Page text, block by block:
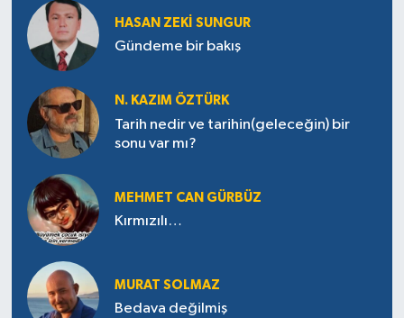
HASAN ZEKI SUNGUR
Gündeme bir bakış
N. KAZIM ÖZTÜRK
Tarih nedir ve tarihin(geleceğin) bir
sonu var mı?
MEHMET CAN GÜRBÜZ
Kırmızılı…
MURAT SOLMAZ
Bedava değilmiş